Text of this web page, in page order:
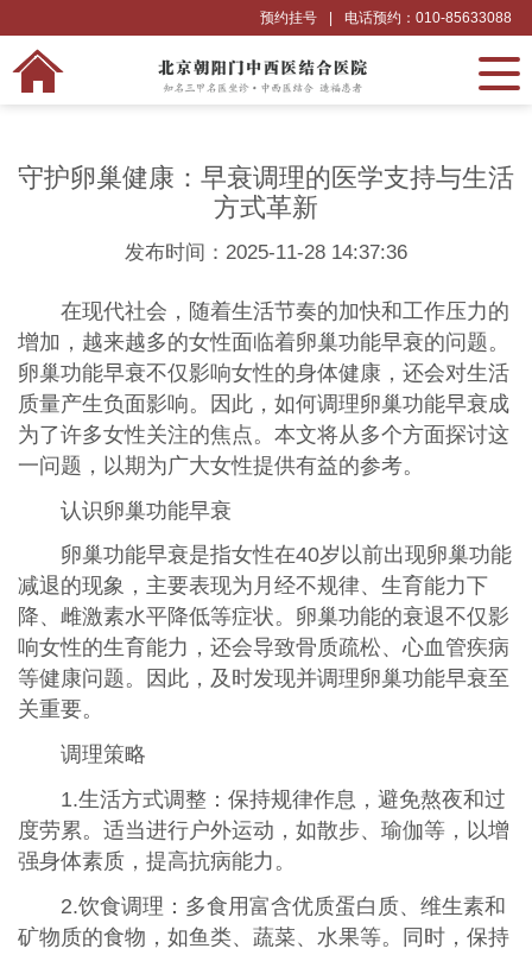
电话预约：010-85633088
预约挂号
守护卵巢健康：早衰调理的医学支持与生活
方式革新
发布时间：2025-11-28 14:37:36
在现代社会，随着生活节奏的加快和工作压力的
增加，越来越多的女性面临着卵巢功能早衰的问题。
卵巢功能早衰不仅影响女性的身体健康，还会对生活
质量产生负面影响。因此，如何调理卵巢功能早衰成
为了许多女性关注的焦点。本文将从多个方面探讨这
一问题，以期为广大女性提供有益的参考。
认识卵巢功能早衰
卵巢功能早衰是指女性在40岁以前出现卵巢功能
减退的现象，主要表现为月经不规律、生育能力下
降、雌激素水平降低等症状。卵巢功能的衰退不仅影
响女性的生育能力，还会导致骨质疏松、心血管疾病
等健康问题。因此，及时发现并调理卵巢功能早衰至
关重要。
调理策略
1.生活方式调整：保持规律作息，避免熬夜和过
度劳累。适当进行户外运动，如散步、瑜伽等，以增
强身体素质，提高抗病能力。
2.饮食调理：多食用富含优质蛋白质、维生素和
矿物质的食物，如鱼类、蔬菜、水果等。同时，保持